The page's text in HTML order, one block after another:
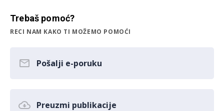
Trebaš pomoć?
RECI NAM KAKO TI MOŽEMO POMOĆI
Pošalji e-poruku
Preuzmi publikacije